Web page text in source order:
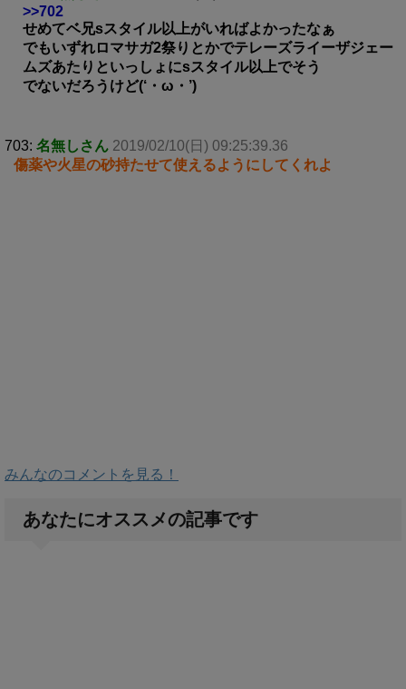
>>702
せめてベ兄sスタイル以上がいればよかったなぁ
でもいずれロマサガ2祭りとかでテレーズライーザジェー
ムズあたりといっしょにsスタイル以上でそう
でないだろうけど(‘・ω・’)
703: 名無しさん 2019/02/10(日) 09:25:39.36
傷薬や火星の砂持たせて使えるようにしてくれよ
みんなのコメントを見る！
あなたにオススメの記事です